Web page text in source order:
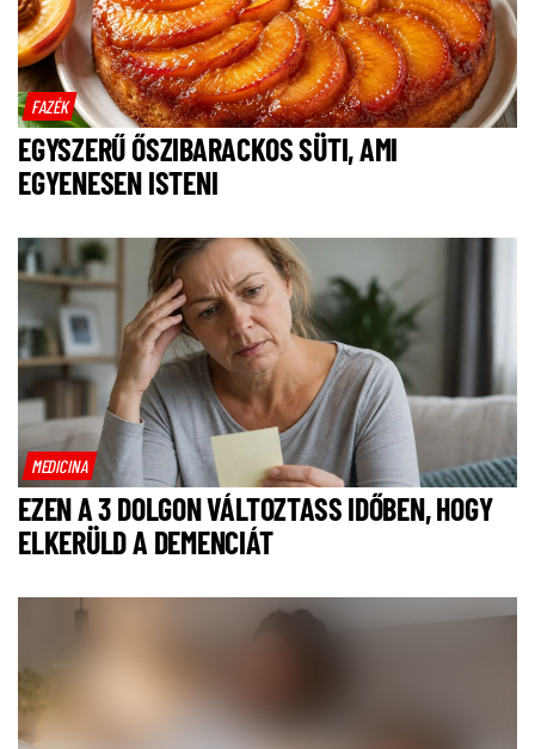
FAZÉK
EGYSZERŰ ŐSZIBARACKOS SÜTI, AMI
EGYENESEN ISTENI
MEDICINA
EZEN A 3 DOLGON VÁLTOZTASS IDŐBEN, HOGY
ELKERÜLD A DEMENCIÁT